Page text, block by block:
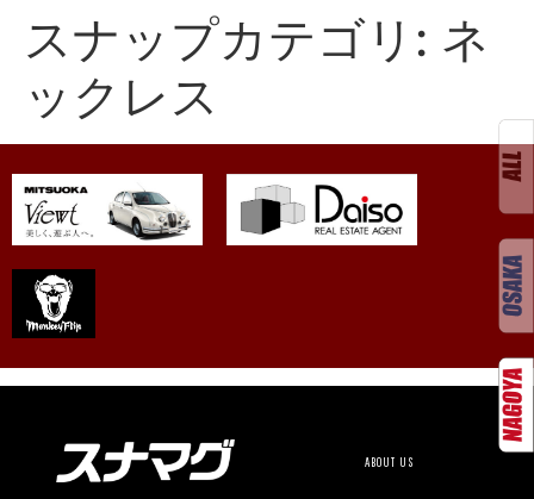
スナップカテゴリ: ネ
ックレス
ABOUT US